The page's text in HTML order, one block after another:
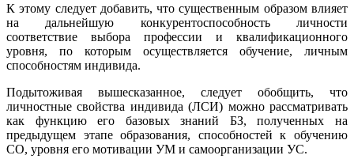
К этому следует добавить, что существенным образом влияет
на дальнейшую конкурентоспособность личности
соответствие выбора профессии и квалификационного
уровня, по которым осуществляется обучение, личным
способностям индивида.
Подытоживая вышесказанное, следует обобщить, что
личностные свойства индивида (ЛСИ) можно рассматривать
как функцию его базовых знаний БЗ, полученных на
предыдущем этапе образования, способностей к обучению
СО, уровня его мотивации УМ и самоорганизации УС.